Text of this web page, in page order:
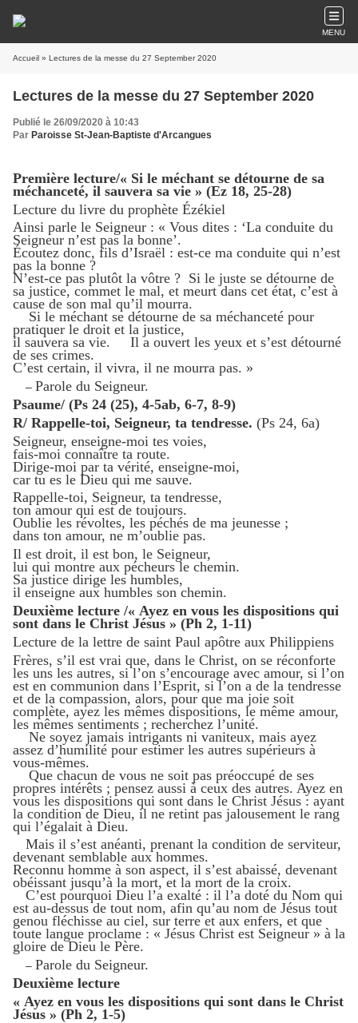
MENU
Accueil » Lectures de la messe du 27 September 2020
Lectures de la messe du 27 September 2020
Publié le 26/09/2020 à 10:43
Par Paroisse St-Jean-Baptiste d'Arcangues
Première lecture/« Si le méchant se détourne de sa
méchanceté, il sauvera sa vie » (Ez 18, 25-28)
Lecture du livre du prophète Ézékiel
Ainsi parle le Seigneur : « Vous dites : ‘La conduite du
Seigneur n’est pas la bonne’.
Écoutez donc, fils d’Israël : est-ce ma conduite qui n’est
pas la bonne ?
N’est-ce pas plutôt la vôtre ? Si le juste se détourne de
sa justice, commet le mal, et meurt dans cet état, c’est à
cause de son mal qu’il mourra.
Si le méchant se détourne de sa méchanceté pour
pratiquer le droit et la justice,
il sauvera sa vie. Il a ouvert les yeux et s’est détourné
de ses crimes.
C’est certain, il vivra, il ne mourra pas. »
– Parole du Seigneur.
Psaume/ (Ps 24 (25), 4-5ab, 6-7, 8-9)
R/ Rappelle-toi, Seigneur, ta tendresse. (Ps 24, 6a)
Seigneur, enseigne-moi tes voies,
fais-moi connaître ta route.
Dirige-moi par ta vérité, enseigne-moi,
car tu es le Dieu qui me sauve.
Rappelle-toi, Seigneur, ta tendresse,
ton amour qui est de toujours.
Oublie les révoltes, les péchés de ma jeunesse ;
dans ton amour, ne m’oublie pas.
Il est droit, il est bon, le Seigneur,
lui qui montre aux pécheurs le chemin.
Sa justice dirige les humbles,
il enseigne aux humbles son chemin.
Deuxième lecture /« Ayez en vous les dispositions qui
sont dans le Christ Jésus » (Ph 2, 1-11)
Lecture de la lettre de saint Paul apôtre aux Philippiens
Frères, s’il est vrai que, dans le Christ, on se réconforte
les uns les autres, si l’on s’encourage avec amour, si l’on
est en communion dans l’Esprit, si l’on a de la tendresse
et de la compassion, alors, pour que ma joie soit
complète, ayez les mêmes dispositions, le même amour,
les mêmes sentiments ; recherchez l’unité.
Ne soyez jamais intrigants ni vaniteux, mais ayez
assez d’humilité pour estimer les autres supérieurs à
vous-mêmes.
Que chacun de vous ne soit pas préoccupé de ses
propres intérêts ; pensez aussi à ceux des autres. Ayez en
vous les dispositions qui sont dans le Christ Jésus : ayant
la condition de Dieu, il ne retint pas jalousement le rang
qui l’égalait à Dieu.
Mais il s’est anéanti, prenant la condition de serviteur,
devenant semblable aux hommes.
Reconnu homme à son aspect, il s’est abaissé, devenant
obéissant jusqu’à la mort, et la mort de la croix.
C’est pourquoi Dieu l’a exalté : il l’a doté du Nom qui
est au-dessus de tout nom, afin qu’au nom de Jésus tout
genou fléchisse au ciel, sur terre et aux enfers, et que
toute langue proclame : « Jésus Christ est Seigneur » à la
gloire de Dieu le Père.
– Parole du Seigneur.
Deuxième lecture
« Ayez en vous les dispositions qui sont dans le Christ
Jésus » (Ph 2, 1-5)